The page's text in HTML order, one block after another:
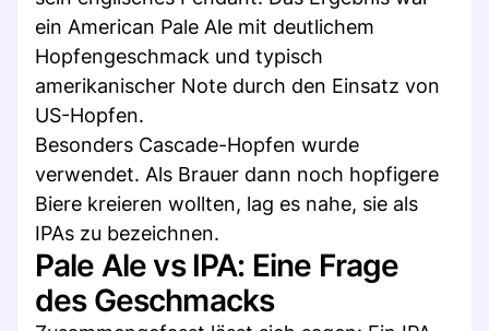
ein American Pale Ale mit deutlichem
Hopfengeschmack und typisch
amerikanischer Note durch den Einsatz von
US-Hopfen.
Besonders Cascade-Hopfen wurde
verwendet. Als Brauer dann noch hopfigere
Biere kreieren wollten, lag es nahe, sie als
IPAs zu bezeichnen.
Pale Ale vs IPA: Eine Frage
des Geschmacks